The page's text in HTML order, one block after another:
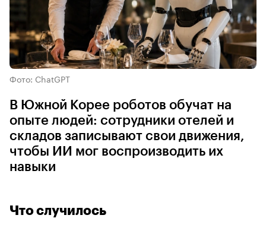
Фото: ChatGPT
В Южной Корее роботов обучат на
опыте людей: сотрудники отелей и
складов записывают свои движения,
чтобы ИИ мог воспроизводить их
навыки
Что случилось